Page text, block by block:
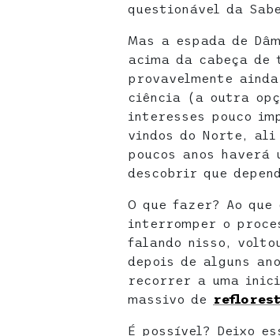
questionável da
Mas a espada de
acima da cabeça
provavelmente
ciência (a outra
interesses pouco
vindos do Norte, ali
poucos anos haverá
descobrir que
O que fazer? Ao
interromper o
falando nisso,
depois de alguns
recorrer a uma
massivo de
É possível? Deixo